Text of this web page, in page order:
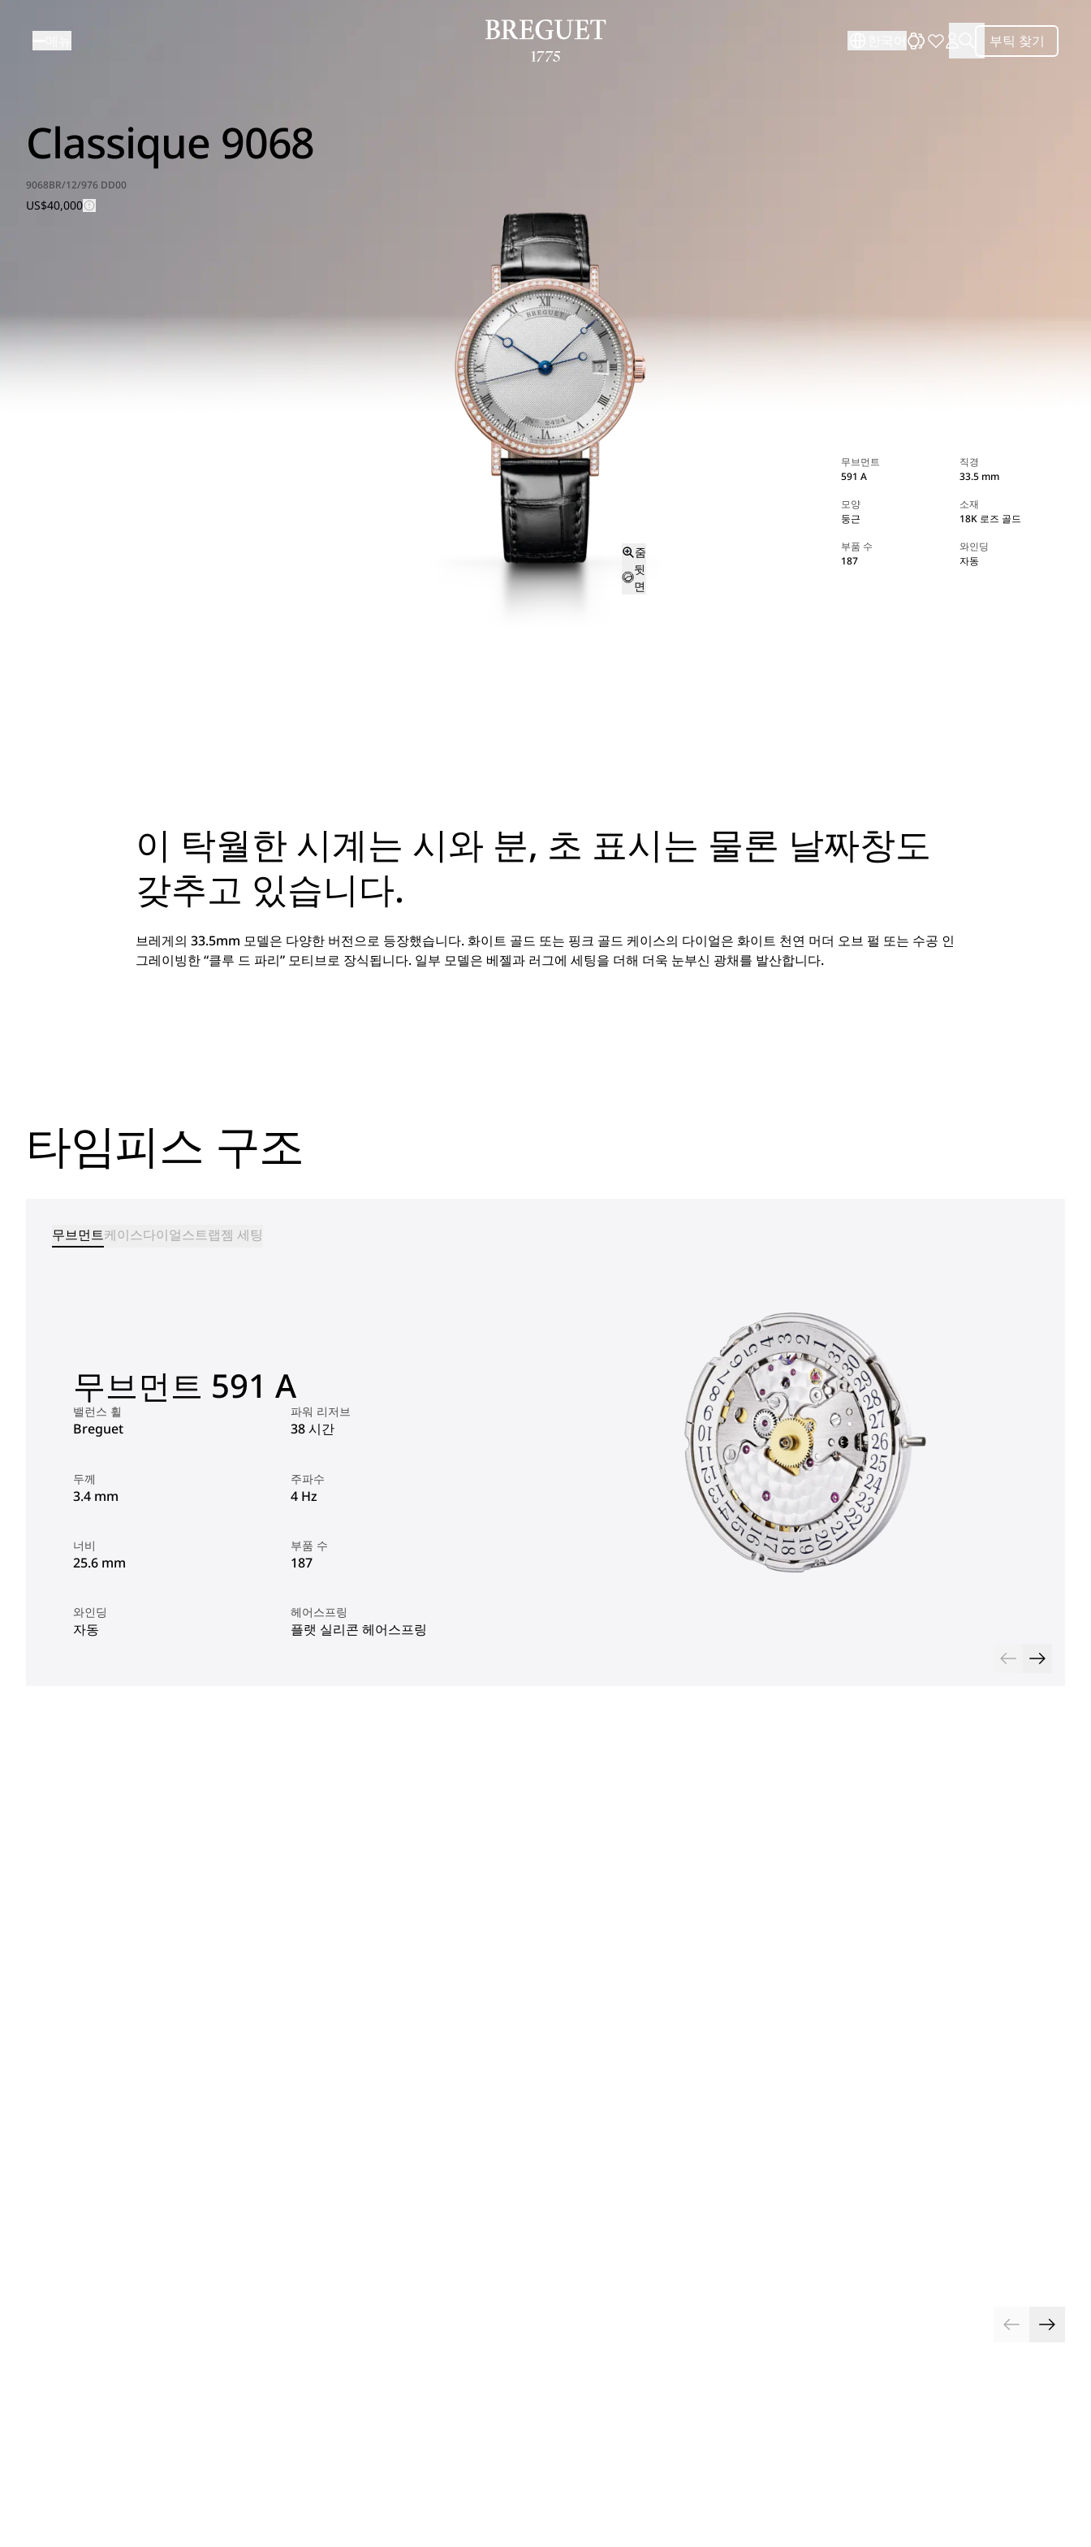
부틱 찾기
줌
뒷
면
Classique 9068
9068BR/12/976 DD00
US$40,000
무브먼트
591 A
직경
33.5 mm
모양
둥근
소재
18K 로즈 골드
부품 수
187
와인딩
자동
닫기
이 탁월한 시계는 시와 분, 초 표시는 물론 날짜창도
갖추고 있습니다.
브레게의 33.5mm 모델은 다양한 버전으로 등장했습니다. 화이트 골드 또는 핑크 골드 케이스의 다이얼은 화이트 천연 머더 오브 펄 또는 수공 인
그레이빙한 “클루 드 파리” 모티브로 장식됩니다. 일부 모델은 베젤과 러그에 세팅을 더해 더욱 눈부신 광채를 발산합니다.
타임피스 구조
무브먼트케이스다이얼스트랩젬 세팅
무브먼트 591 A
밸런스 휠
Breguet
파워 리저브
38 시간
두께
3.4 mm
주파수
4 Hz
너비
25.6 mm
부품 수
187
와인딩
자동
헤어스프링
플랫 실리콘 헤어스프링
닫기